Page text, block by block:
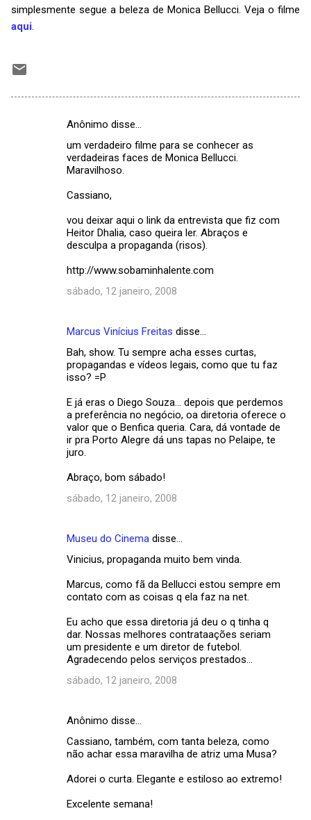
simplesmente segue a beleza de Monica Bellucci. Veja o filme
aqui.
Anônimo disse…
um verdadeiro filme para se conhecer as
verdadeiras faces de Monica Bellucci.
Maravilhoso.
Cassiano,
vou deixar aqui o link da entrevista que fiz com
Heitor Dhalia, caso queira ler. Abraços e
desculpa a propaganda (risos).
http://www.sobaminhalente.com
sábado, 12 janeiro, 2008
Marcus Vinícius Freitas disse…
Bah, show. Tu sempre acha esses curtas,
propagandas e vídeos legais, como que tu faz
isso? =P
E já eras o Diego Souza... depois que perdemos
a preferência no negócio, oa diretoria oferece o
valor que o Benfica queria. Cara, dá vontade de
ir pra Porto Alegre dá uns tapas no Pelaipe, te
juro.
Abraço, bom sábado!
sábado, 12 janeiro, 2008
Museu do Cinema disse…
Vinicius, propaganda muito bem vinda.
Marcus, como fã da Bellucci estou sempre em
contato com as coisas q ela faz na net.
Eu acho que essa diretoria já deu o q tinha q
dar. Nossas melhores contrataações seriam
um presidente e um diretor de futebol.
Agradecendo pelos serviços prestados...
sábado, 12 janeiro, 2008
Anônimo disse…
Cassiano, também, com tanta beleza, como
não achar essa maravilha de atriz uma Musa?
Adorei o curta. Elegante e estiloso ao extremo!
Excelente semana!